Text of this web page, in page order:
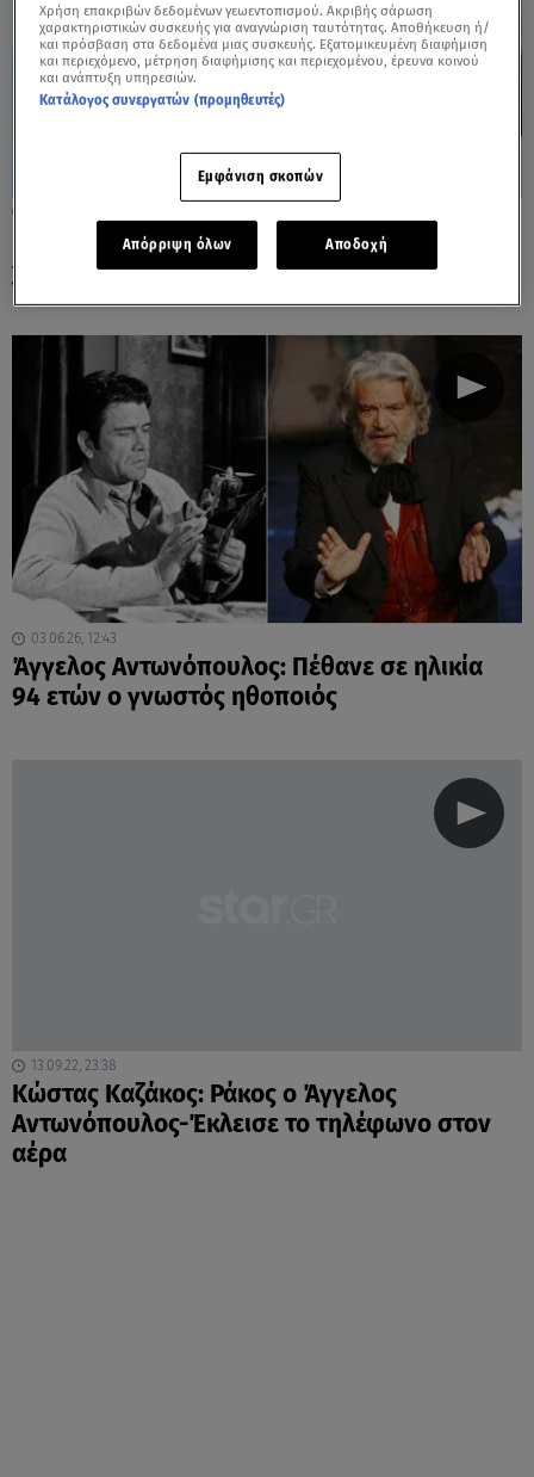
Άγγελος Αντωνόπουλος: «Εδώ και τέσσερα
χρόνια δε δεχόταν κανέναν στο σπίτι»
03.06.26, 12:43
Άγγελος Αντωνόπουλος: Πέθανε σε ηλικία
94 ετών ο γνωστός ηθοποιός
13.09.22, 23:38
Κώστας Καζάκος: Ράκος ο Άγγελος
Αντωνόπουλος-Έκλεισε το τηλέφωνο στον
αέρα
Χρήση επακριβών δεδομένων γεωεντοπισμού. Ακριβής σάρωση
χαρακτηριστικών συσκευής για αναγνώριση ταυτότητας. Αποθήκευση ή/
και πρόσβαση στα δεδομένα μιας συσκευής. Εξατομικευμένη διαφήμιση
και περιεχόμενο, μέτρηση διαφήμισης και περιεχομένου, έρευνα κοινού
και ανάπτυξη υπηρεσιών.
Κατάλογος συνεργατών (προμηθευτές)
Εμφάνιση σκοπών
Απόρριψη όλων Αποδοχή